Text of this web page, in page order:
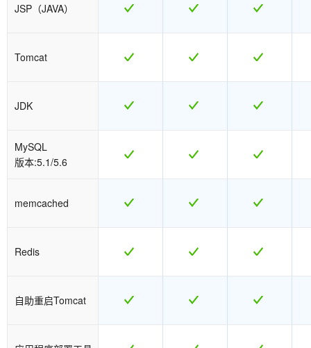
JSP（JAVA）
Tomcat
JDK
MySQL
版本:5.1/5.6
memcached
Redis
自助重启Tomcat